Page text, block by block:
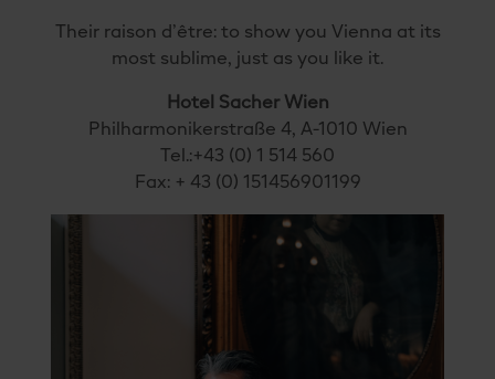
Their raison d’être: to show you Vienna at its
most sublime, just as you like it.
Hotel Sacher Wien
Philharmonikerstraße 4, A-1010 Wien
Tel.:+43 (0) 1 514 560
Fax: + 43 (0) 151456901199